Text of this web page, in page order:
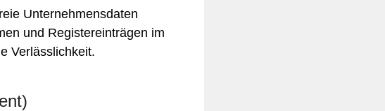
Unternehmensdaten
und Registereinträgen im
Verlässlichkeit.